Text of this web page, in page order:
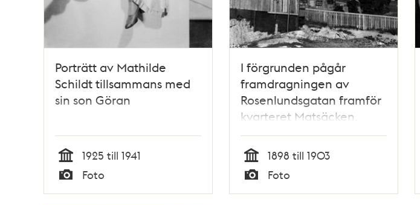
Porträtt av Mathilde
Schildt tillsammans med
sin son Göran
Tid
1925 till 1941
Typ
Foto
I förgrunden pågår
framdragningen av
Rosenlundsgatan framför
kvarteret Matsäcken.
Tid
1898 till 1903
Typ
Foto